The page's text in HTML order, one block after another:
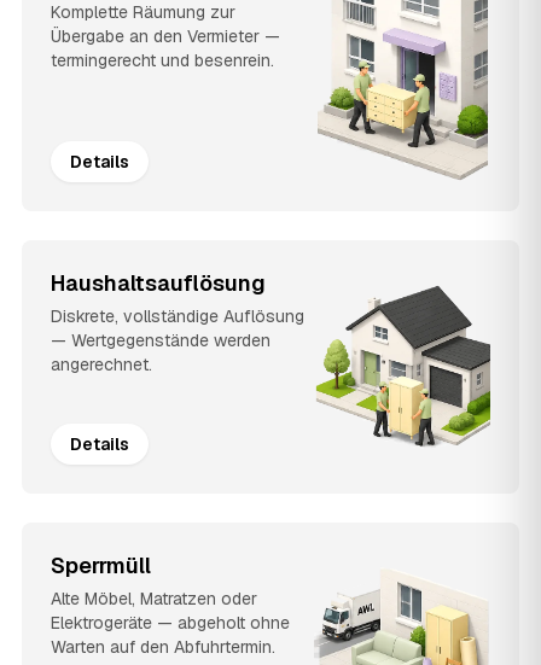
Komplette Räumung zur
Übergabe an den Vermieter —
termingerecht und besenrein.
Details
Haushaltsauflösung
Diskrete, vollständige Auflösung
— Wertgegenstände werden
angerechnet.
Details
Sperrmüll
Alte Möbel, Matratzen oder
Elektrogeräte — abgeholt ohne
Warten auf den Abfuhrtermin.